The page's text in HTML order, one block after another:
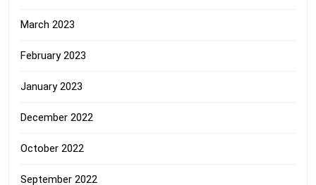
March 2023
February 2023
January 2023
December 2022
October 2022
September 2022